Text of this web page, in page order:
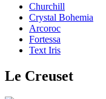
Churchill
Crystal Bohemia
Arcoroc
Fortessa
Text Iris
Le Creuset